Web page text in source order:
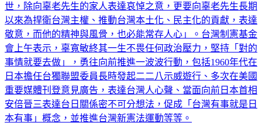
世，除向辜老先生的家人表達哀悼之意，更要向辜老先生長期
以來為捍衛台灣主權、推動台灣本土化、民主化的貢獻，表達
敬意，而他的精神與風骨，也必能常存人心」。台灣制憲基金
會上午表示，辜寬敏終其一生不畏任何政治壓力，堅持「對的
事情就要去做」，勇往向前推進一波波行動，包括1960年代在
日本擔任台獨聯盟委員長時發起二二八示威遊行、多次在美國
重要媒體刊登意見廣告，表達台灣人心聲、當面向前日本首相
安倍晉三表達台日關係密不可分想法，促成「台灣有事就是日
本有事」概念，並推進台灣新憲法運動等等。